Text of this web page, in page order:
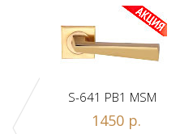
A
S-641 PB1 MSM
1450 р.